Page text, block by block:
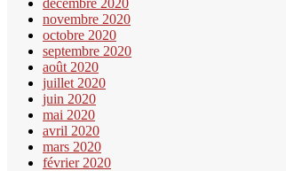
décembre 2020
novembre 2020
octobre 2020
septembre 2020
août 2020
juillet 2020
juin 2020
mai 2020
avril 2020
mars 2020
février 2020